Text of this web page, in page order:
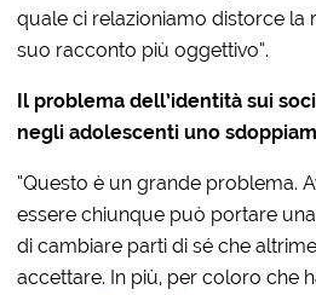
quale ci relazioniamo distorce la
suo racconto più oggettivo”.
Il problema dell’identità sui
negli adolescenti uno
“Questo è un grande problema.
essere chiunque può portare
di cambiare parti di sé che
accettare. In più, per coloro che